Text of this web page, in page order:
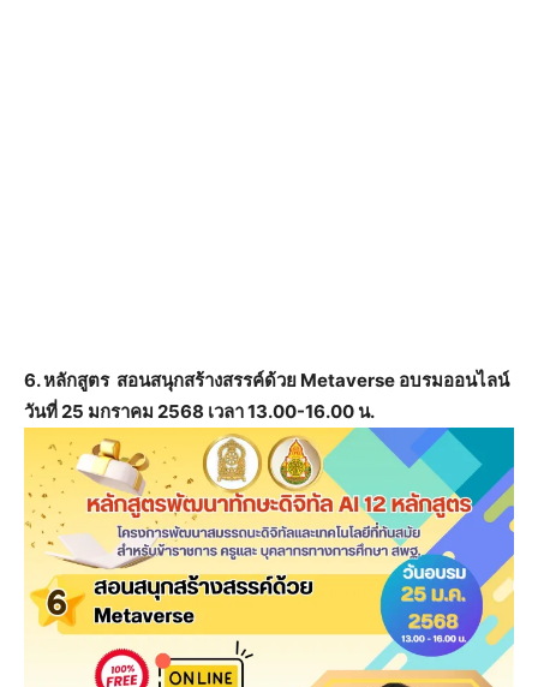
6. หลักสูตร สอนสนุกสร้างสรรค์ด้วย Metaverse อบรมออนไลน์
วันที่ 25 มกราคม 2568 เวลา 13.00-16.00 น.